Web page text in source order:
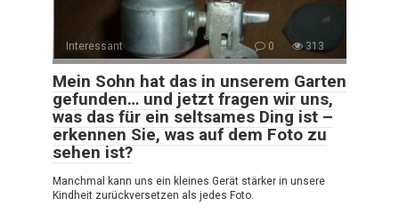
Interessant 0 313
Mein Sohn hat das in unserem Garten
gefunden… und jetzt fragen wir uns,
was das für ein seltsames Ding ist –
erkennen Sie, was auf dem Foto zu
sehen ist?
Manchmal kann uns ein kleines Gerät stärker in unsere
Kindheit zurückversetzen als jedes Foto.